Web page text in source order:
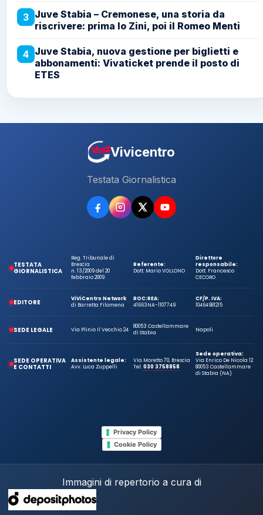
3 Juve Stabia – Cremonese, una storia da
riscrivere: prima lo Zini, poi il Romeo Menti
4 Juve Stabia, nuova gestione per biglietti e
abbonamenti: Vivaticket prende il posto di
ETES
Vivicentro
Testata Giornalistica
TESTATA
GIORNALISTICA
Reg. Tribunale di
Brescia
n. 13/2009 del 20
febbraio 2009
Referente:
Dott. Mario VOLLONO
Direttore
responsabile:
Dott. Francesco
CECORO
EDITORE
ViViCentro Network
di Barretta Filomena
ROC:
41663
REA:
NA-1107749
CF/P. IVA:
10464981215
SEDE LEGALE Via Plinio Il Vecchio 24
80053 Castellammare
di Stabia
Napoli
SEDE OPERATIVA
E CONTATTI
Assistente legale:
Avv. Luca Zuppelli
Via Moretto 70, Brescia
Tel.030 3758858
Sede operativa:
Via Enrico De Nicola 12
80053 Castellammare
di Stabia (NA)
Privacy Policy
Cookie Policy
Immagini di repertorio a cura di